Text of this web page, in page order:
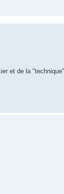
et de la